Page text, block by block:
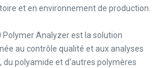
et en environnement de production.
Polymer Analyzer est la solution
au contrôle qualité et aux analyses
du polyamide et d'autres polymères